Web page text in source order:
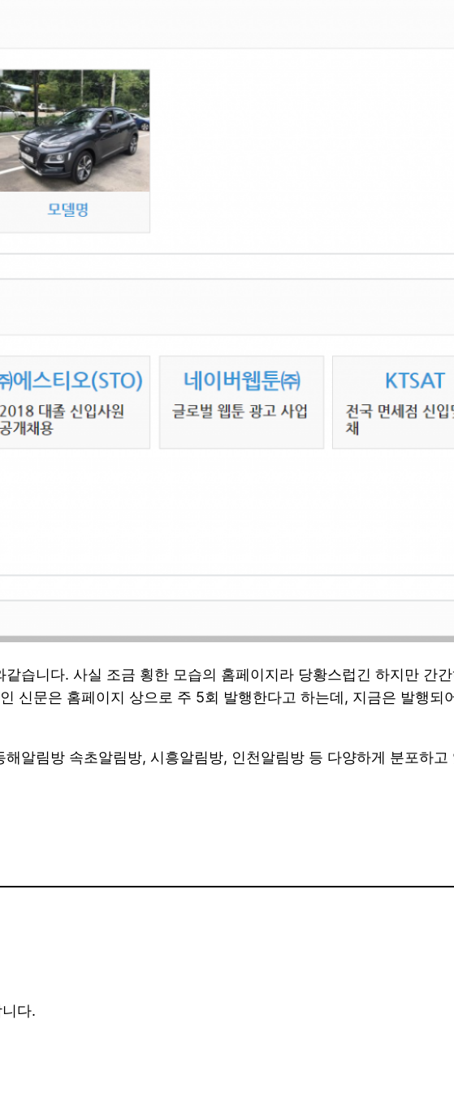
습니다. 사실 조금 횡한 모습의 홈페이지라 당황스럽긴 하지만 간
신문은 홈페이지 상으로 주 5회 발행한다고 하는데, 지금은 발행되
알림방 속초알림방, 시흥알림방, 인천알림방 등 다양하게 분포하
다.